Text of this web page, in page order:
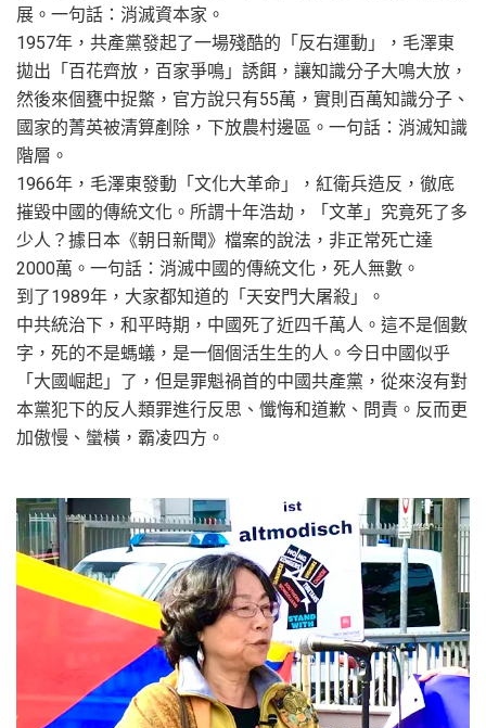
展。一句話：消滅資本家。
1957年，共產黨發起了一場殘酷的「反右運動」，毛澤東
拋出「百花齊放，百家爭鳴」誘餌，讓知識分子大鳴大放，
然後來個甕中捉鱉，官方說只有55萬，實則百萬知識分子、
國家的菁英被清算剷除，下放農村邊區。一句話：消滅知識
階層。
1966年，毛澤東發動「文化大革命」，紅衛兵造反，徹底
摧毀中國的傳統文化。所謂十年浩劫，「文革」究竟死了多
少人？據日本《朝日新聞》檔案的說法，非正常死亡達
2000萬。一句話：消滅中國的傳統文化，死人無數。
到了1989年，大家都知道的「天安門大屠殺」。
中共統治下，和平時期，中國死了近四千萬人。這不是個數
字，死的不是螞蟻，是一個個活生生的人。今日中國似乎
「大國崛起」了，但是罪魁禍首的中國共產黨，從來沒有對
本黨犯下的反人類罪進行反思、懺悔和道歉、問責。反而更
加傲慢、蠻橫，霸凌四方。